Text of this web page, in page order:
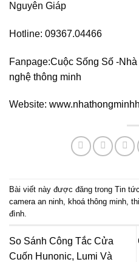
Nguyên Giáp
Hotline: 09367.04466
Fanpage:Cuộc Sống Số -
nghệ thông minh
Website:
Bài viết này được đăng trong Tin
camera an ninh
khoá thông minh
đình
So Sánh Công Tắc Cửa
Cuốn Hunonic, Lumi Và